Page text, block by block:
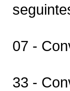
07 -
33 -